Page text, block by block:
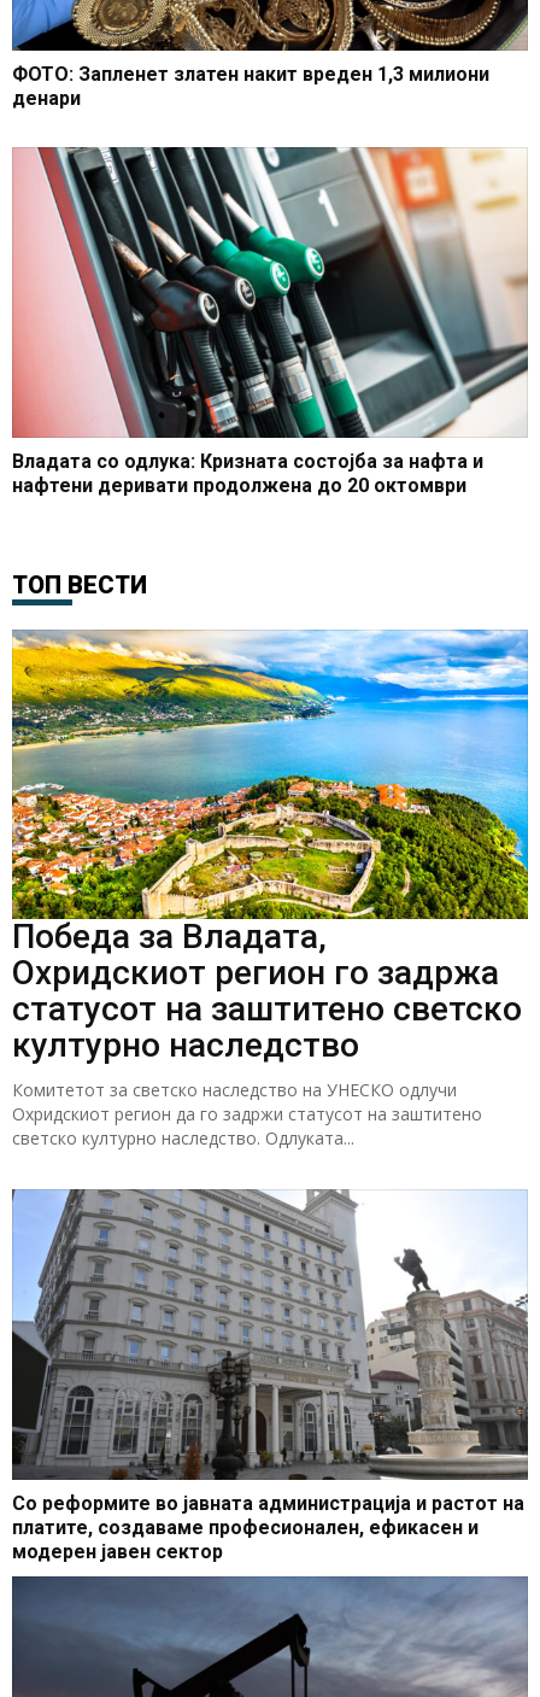
ФОТО: Запленет златен накит вреден 1,3 милиони
денари
Владата со одлука: Кризната состојба за нафта и
нафтени деривати продолжена до 20 октомври
ТОП ВЕСТИ
Победа за Владата,
Охридскиот регион го задржа
статусот на заштитено светско
културно наследство
Комитетот за светско наследство на УНЕСКО одлучи
Охридскиот регион да го задржи статусот на заштитено
светско културно наследство. Одлуката...
Со реформите во јавната администрација и растот на
платите, создаваме професионален, ефикасен и
модерен јавен сектор